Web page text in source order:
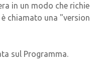
in un modo che
chiamato una
sul Programma.